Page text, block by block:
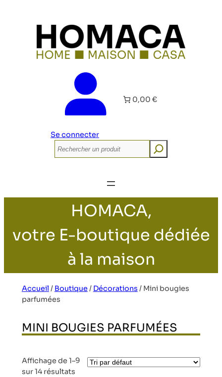
Se connecter
0,00 €
HOMACA,
votre E-boutique dédiée
à la maison
Accueil / Boutique/ Décorations / Mini bougies
parfumées
MINI BOUGIES PARFUMÉES
Affichage de 1–9
sur 14 résultats